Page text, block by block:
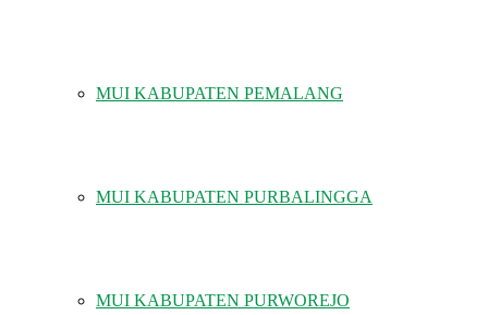
MUI KABUPATEN PEMALANG
MUI KABUPATEN PURBALINGGA
MUI KABUPATEN PURWOREJO